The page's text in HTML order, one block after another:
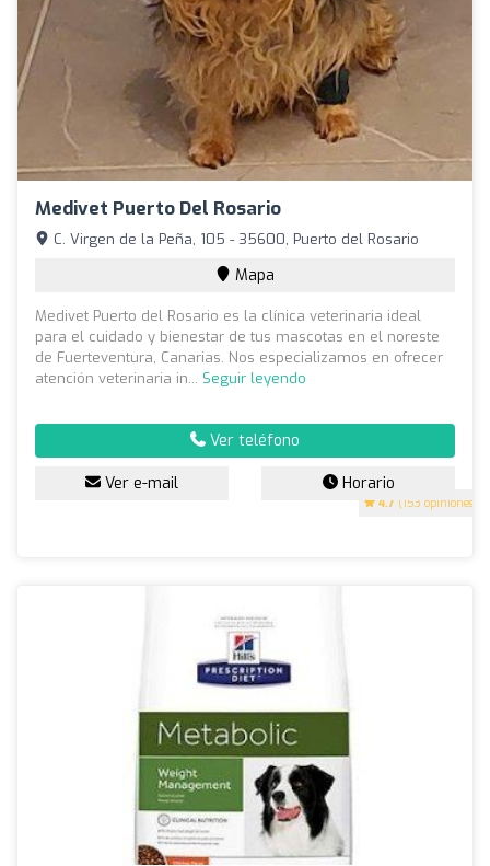
Medivet Puerto Del Rosario
4.7 (153 opiniones)
C. Virgen de la Peña, 105 - 35600, Puerto del Rosario
Mapa
Medivet Puerto del Rosario es la clínica veterinaria ideal
para el cuidado y bienestar de tus mascotas en el noreste
de Fuerteventura, Canarias. Nos especializamos en ofrecer
atención veterinaria in... Seguir leyendo
Ver teléfono
Ver e-mail Horario